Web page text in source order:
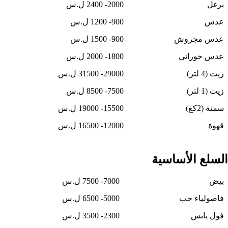
برغل
2000- 2400 ل.س
عدس
900- 1200 ل.س
عدس مجروش
900- 1500 ل.س
عدس حوراني
1800- 2000 ل.س
زيت (4 لتر)
29000- 31500 ل.س
زيت (1 لتر)
7500- 8500 ل.س
سمنة (2كغ)
15500- 19000 ل.س
قهوة
12000- 16500 ل.س
السلع الأساسية
بيض
7000- 7500 ل.س
فاصولياء حب
5000- 6500 ل.س
فول يابس
2300- 3500 ل.س